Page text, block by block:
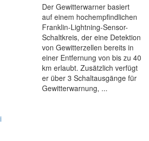
Der Gewitterwarner basiert
auf einem hochempfindlichen
Franklin-Lightning-Sensor-
Schaltkreis, der eine Detektion
von Gewitterzellen bereits in
einer Entfernung von bis zu 40
km erlaubt. Zusätzlich verfügt
er über 3 Schaltausgänge für
Gewitterwarnung, ...